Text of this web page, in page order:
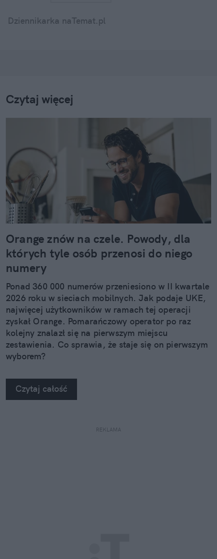
Dziennikarka naTemat.pl
Czytaj więcej
Orange znów na czele. Powody, dla
których tyle osób przenosi do niego
numery
Ponad 360 000 numerów przeniesiono w II kwartale
2026 roku w sieciach mobilnych. Jak podaje UKE,
najwięcej użytkowników w ramach tej operacji
zyskał Orange. Pomarańczowy operator po raz
kolejny znalazł się na pierwszym miejscu
zestawienia. Co sprawia, że staje się on pierwszym
wyborem?
Czytaj całość
REKLAMA